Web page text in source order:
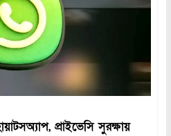
প্রাইভেসি সুরক্ষায়